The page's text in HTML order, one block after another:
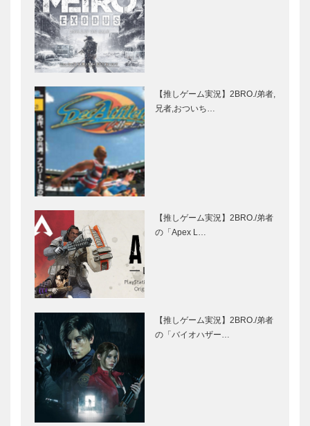
【推しゲーム実況】2BRO./弟者,
兄者,おついち…
【推しゲーム実況】2BRO./弟者
の「Apex L…
【推しゲーム実況】2BRO./弟者
の「バイオハザー…